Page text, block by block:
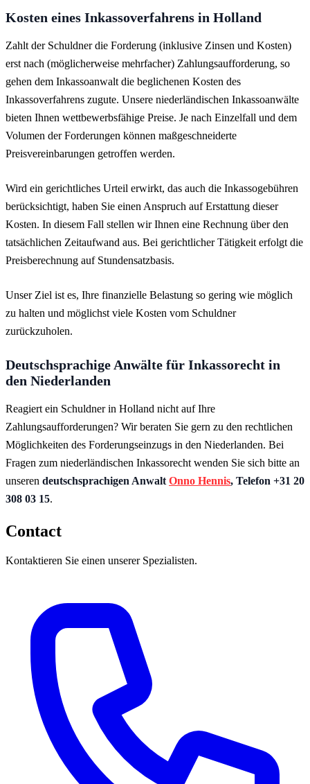
Kosten eines Inkassoverfahrens in Holland
Zahlt der Schuldner die Forderung (inklusive Zinsen und Kosten)
erst nach (möglicherweise mehrfacher) Zahlungsaufforderung, so
gehen dem Inkassoanwalt die beglichenen Kosten des
Inkassoverfahrens zugute. Unsere niederländischen Inkassoanwälte
bieten Ihnen wettbewerbsfähige Preise. Je nach Einzelfall und dem
Volumen der Forderungen können maßgeschneiderte
Preisvereinbarungen getroffen werden.
Wird ein gerichtliches Urteil erwirkt, das auch die Inkassogebühren
berücksichtigt, haben Sie einen Anspruch auf Erstattung dieser
Kosten. In diesem Fall stellen wir Ihnen eine Rechnung über den
tatsächlichen Zeitaufwand aus. Bei gerichtlicher Tätigkeit erfolgt die
Preisberechnung auf Stundensatzbasis.
Unser Ziel ist es, Ihre finanzielle Belastung so gering wie möglich
zu halten und möglichst viele Kosten vom Schuldner
zurückzuholen.
Deutschsprachige Anwälte für Inkassorecht in
den Niederlanden
Reagiert ein Schuldner in Holland nicht auf Ihre
Zahlungsaufforderungen? Wir beraten Sie gern zu den rechtlichen
Möglichkeiten des Forderungseinzugs in den Niederlanden. Bei
Fragen zum niederländischen Inkassorecht wenden Sie sich bitte an
unseren deutschsprachigen Anwalt Onno Hennis, Telefon +31 20
308 03 15.
Contact
Kontaktieren Sie einen unserer Spezialisten.